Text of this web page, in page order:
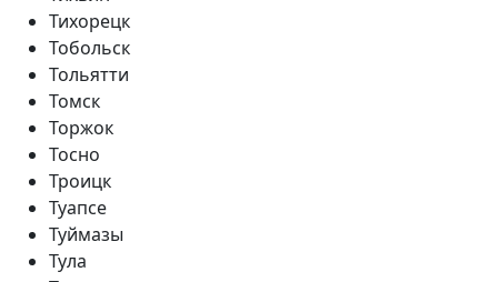
Тихорецк
Тобольск
Тольятти
Томск
Торжок
Тосно
Троицк
Туапсе
Туймазы
Тула